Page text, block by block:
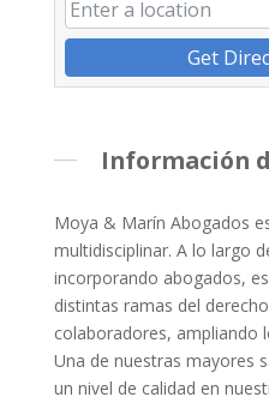
Get
Información
Moya & Marín Abogados
multidisciplinar. A lo largo
incorporando abogados,
distintas ramas del
colaboradores, ampliando
Una de nuestras mayores
un nivel de calidad en